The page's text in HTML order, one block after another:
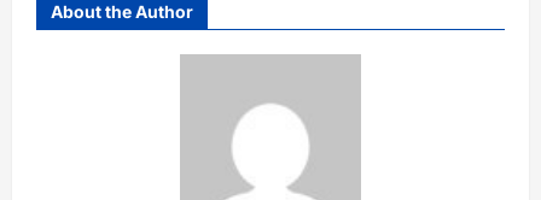
About the Author